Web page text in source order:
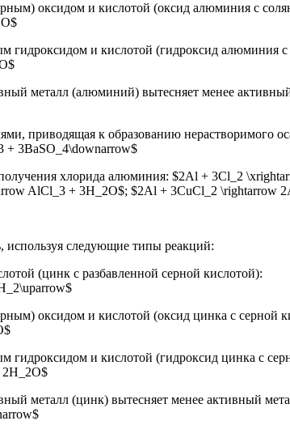
оксидом и кислотой (оксид алюминия с
гидроксидом и кислотой (гидроксид алюминия с
металл (алюминий) вытесняет менее
приводящая к образованию нерастворимого
+ 3BaSO_4\downarrow$
хлорида алюминия: $2Al + 3Cl_2
AlCl_3 + 3H_2O$; $2Al + 3CuCl_2 \rightarrow
следующие типы реакций:
(цинк с разбавленной серной кислотой):
оксидом и кислотой (оксид цинка с серной
гидроксидом и кислотой (гидроксид цинка с
металл (цинк) вытесняет менее активный